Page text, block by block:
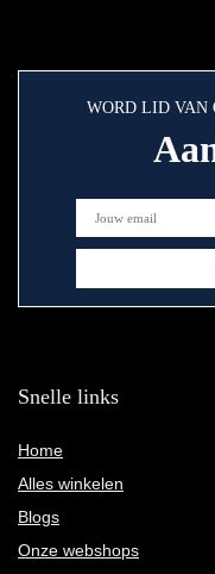
WORD LID VAN
Snelle links
Home
Alles winkelen
Blogs
Onze webshops